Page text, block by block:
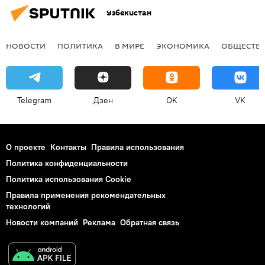
Узбекистан
НОВОСТИ ПОЛИТИКА В МИРЕ ЭКОНОМИКА
Telegram Дзен OK VK
О проекте Контакты Правила использования
Политика конфиденциальности
Политика использования Cookie
Правила применения рекомендательных
технологий
Новости компаний Реклама Обратная связь